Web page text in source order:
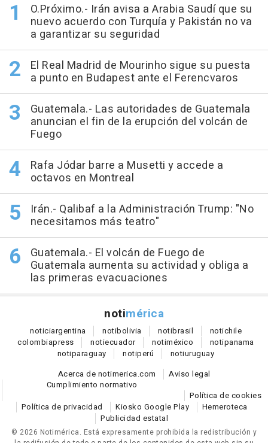
O.Próximo.- Irán avisa a Arabia Saudí que su
nuevo acuerdo con Turquía y Pakistán no va
a garantizar su seguridad
El Real Madrid de Mourinho sigue su puesta
a punto en Budapest ante el Ferencvaros
Guatemala.- Las autoridades de Guatemala
anuncian el fin de la erupción del volcán de
Fuego
Rafa Jódar barre a Musetti y accede a
octavos en Montreal
Irán.- Qalibaf a la Administración Trump: "No
necesitamos más teatro"
Guatemala.- El volcán de Fuego de
Guatemala aumenta su actividad y obliga a
las primeras evacuaciones
notimérica
noticiargentina notibolivia notibrasil notichile
colombiapress notiecuador notiméxico notipanama
notiparaguay notiperú notiuruguay
Acerca de notimerica.com
Aviso legal
Cumplimiento normativo
Política de cookies
Política de privacidad
Kiosko Google Play
Hemeroteca
Publicidad estatal
© 2026 Notimérica. Está expresamente prohibida la redistribución y